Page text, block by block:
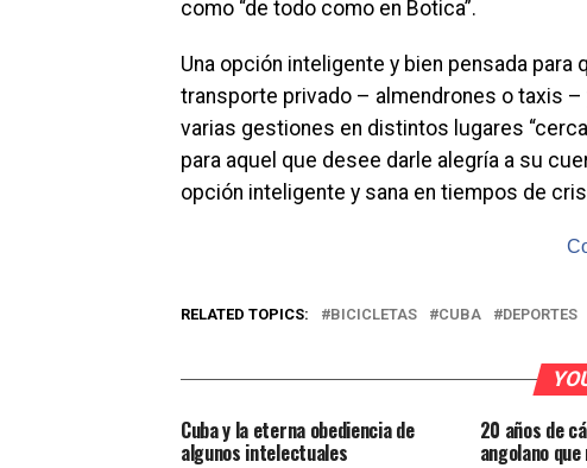
como “de todo como en Botica”.
Una opción inteligente y bien pensada
transporte privado – almendrones o taxis
varias gestiones en distintos lugares
para aquel que desee darle alegría a su
opción inteligente y sana en tiempos de
RELATED TOPICS: BICICLETAS CUBA DEPORTES
Cuba y la eterna obediencia de
algunos intelectuales
20 años de
angolano